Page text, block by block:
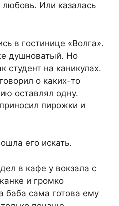
Или казалась
в гостинице «Волга».
душноватый. Но
студент на каникулах.
о каких-то
оставлял одну.
пирожки и
его искать.
в кафе у вокзала с
и громко
баба сама готова ему